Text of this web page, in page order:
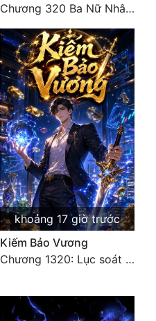
Chương 320 Ba Nữ Nhân Ghen Tuông Lẫn Nhau
khoảng 17 giờ trước
Kiếm Bảo Vương
Chương 1320: Lục soát cho ta!